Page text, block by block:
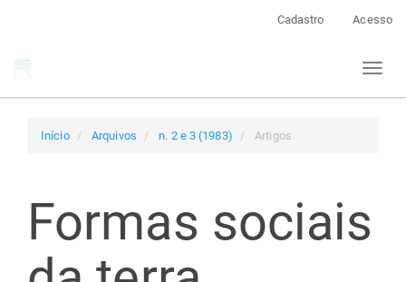
Cadastro Acesso
Toggle
Início Arquivos n. 2 e 3 (1983) Artigos
Formas sociais